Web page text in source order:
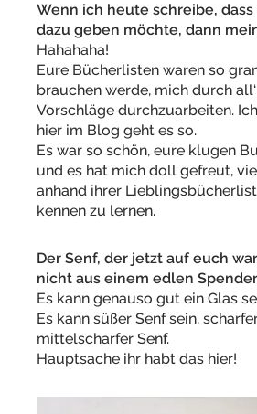
Wenn ich heute schreibe,
dazu geben möchte, dann
Hahahaha!
Eure Bücherlisten waren so
brauchen werde, mich durch
Vorschläge durchzuarbeiten.
hier im Blog geht es so.
Es war so schön, eure klugen
und es hat mich doll gefreut,
anhand ihrer
kennen zu lernen.
Der Senf, der jetzt auf euch
nicht aus einem edlen
Es kann genauso gut ein Glas
Es kann süßer Senf sein,
mittelscharfer Senf.
Hauptsache ihr habt das hier!